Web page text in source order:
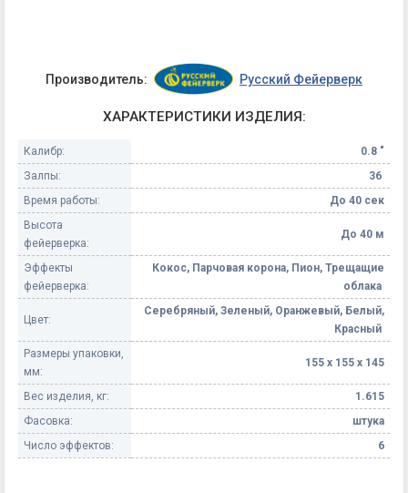
Производитель: Русский Фейерверк
ХАРАКТЕРИСТИКИ ИЗДЕЛИЯ:
Калибр:
0.8 "
Залпы:
36
Время работы:
До 40 сек
Высота
фейерверка:
До 40 м
Эффекты
фейерверка:
Кокос, Парчовая корона, Пион, Трещащие
облака
Цвет:
Серебряный, Зеленый, Оранжевый, Белый,
Красный
Размеры упаковки,
мм:
155 х 155 х 145
Вес изделия, кг:
1.615
Фасовка:
штука
Число эффектов:
6